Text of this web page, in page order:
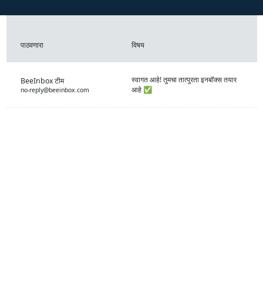
पाठवणारा विषय
BeeInbox टीम
no-reply@beeinbox.com
स्वागत आहे! तुमचा तात्पुरता इनबॉक्स तयार
आहे ✅